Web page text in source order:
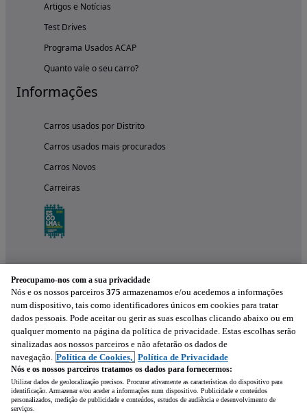
Artigos e Notícias
Test Drives
Programa Usados ACAP
Quanto vale o seu carro?
Informações
Carros usados por Distrito
Carros usados mais procurados
Carros Novos
Carreiras
Experimenta a aplicação
Preocupamo-nos com a sua privacidade
Nós e os nossos parceiros 375 armazenamos e/ou acedemos a informações
num dispositivo, tais como identificadores únicos em cookies para tratar
dados pessoais. Pode aceitar ou gerir as suas escolhas clicando abaixo ou em
qualquer momento na página da política de privacidade. Estas escolhas serão
sinalizadas aos nossos parceiros e não afetarão os dados de
navegação. Política de Cookies, Política de Privacidade
Nós e os nossos parceiros tratamos os dados para fornecermos:
Utilizar dados de geolocalização precisos. Procurar ativamente as características do dispositivo para
identificação. Armazenar e/ou aceder a informações num dispositivo. Publicidade e conteúdos
personalizados, medição de publicidade e conteúdos, estudos de audiência e desenvolvimento de
serviços.